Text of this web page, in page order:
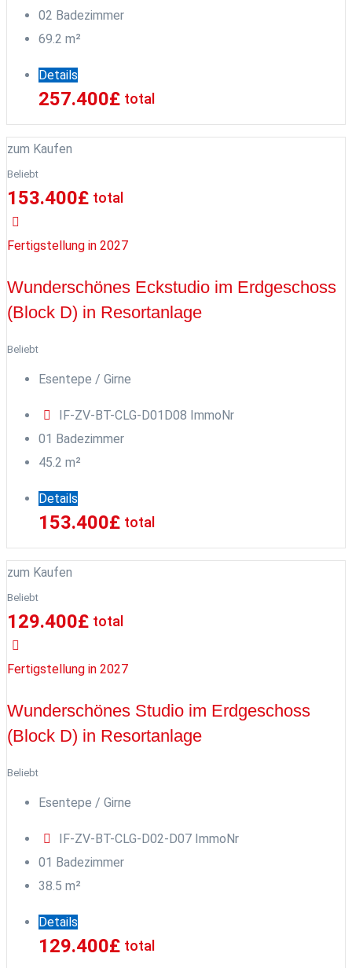
02 Badezimmer
69.2 m²
Details
257.400£ total
zum Kaufen
Beliebt
153.400£ total
Fertigstellung in 2027
Wunderschönes Eckstudio im Erdgeschoss
(Block D) in Resortanlage
Beliebt
Esentepe / Girne
IF-ZV-BT-CLG-D01D08 ImmoNr
01 Badezimmer
45.2 m²
Details
153.400£ total
zum Kaufen
Beliebt
129.400£ total
Fertigstellung in 2027
Wunderschönes Studio im Erdgeschoss
(Block D) in Resortanlage
Beliebt
Esentepe / Girne
IF-ZV-BT-CLG-D02-D07 ImmoNr
01 Badezimmer
38.5 m²
Details
129.400£ total